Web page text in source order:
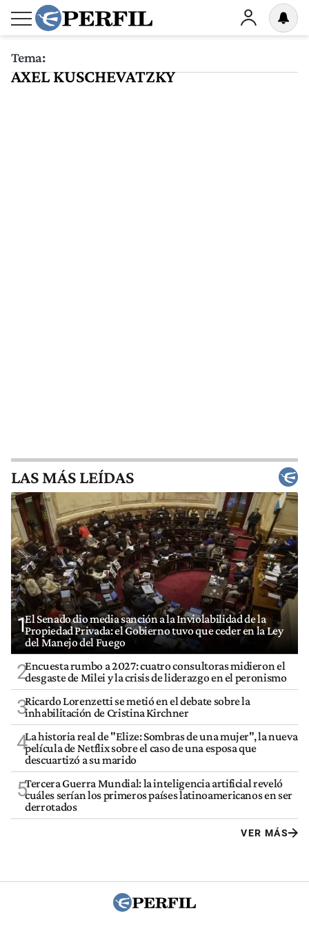
Tema:
AXEL KUSCHEVATZKY
LAS MÁS LEÍDAS
1El Senado dio media sanción a la Inviolabilidad de la
Propiedad Privada: el Gobierno tuvo que ceder en la Ley
del Manejo del Fuego
2Encuesta rumbo a 2027: cuatro consultoras midieron el
desgaste de Milei y la crisis de liderazgo en el peronismo
3Ricardo Lorenzetti se metió en el debate sobre la
inhabilitación de Cristina Kirchner
4La historia real de "Elize: Sombras de una mujer", la nueva
película de Netflix sobre el caso de una esposa que
descuartizó a su marido
5Tercera Guerra Mundial: la inteligencia artificial reveló
cuáles serían los primeros países latinoamericanos en ser
derrotados
VER MÁS